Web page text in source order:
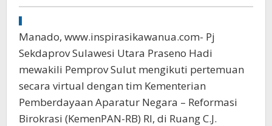
Manado, www.inspirasikawanua.com- Pj
Sekdaprov Sulawesi Utara Praseno Hadi
mewakili Pemprov Sulut mengikuti pertemuan
secara virtual dengan tim Kementerian
Pemberdayaan Aparatur Negara – Reformasi
Birokrasi (KemenPAN-RB) RI, di Ruang C.J.